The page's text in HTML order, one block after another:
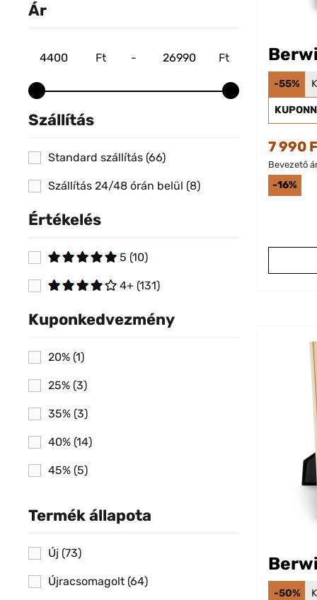
Ár
Ft - Ft
Szállítás
Standard szállítás (66)
Szállítás 24/48 órán belül (8)
Értékelés
5 (10)
4+ (131)
Kuponkedvezmény
20% (1)
25% (3)
35% (3)
40% (14)
45% (5)
Termék állapota
Új (73)
Újracsomagolt (64)
-55%
7 990
Bevezető
-16%
-50%